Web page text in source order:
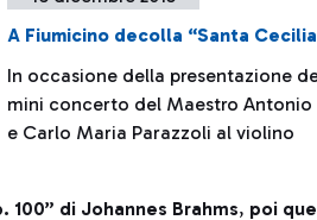
A Fiumicino decolla “Santa
In occasione della presentazione
mini concerto del Maestro
e Carlo Maria Parazzoli al violino
di Johannes Brahms, poi